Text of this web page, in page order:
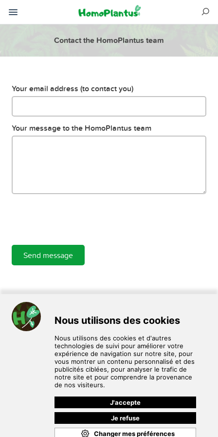
Contact the HomoPlantus team
Your email address (to contact you)
Your message to the HomoPlantus team
Send message
HomoPlantus est un service de don, d'échange et de vente de
plantes et de graines entre particuliers.